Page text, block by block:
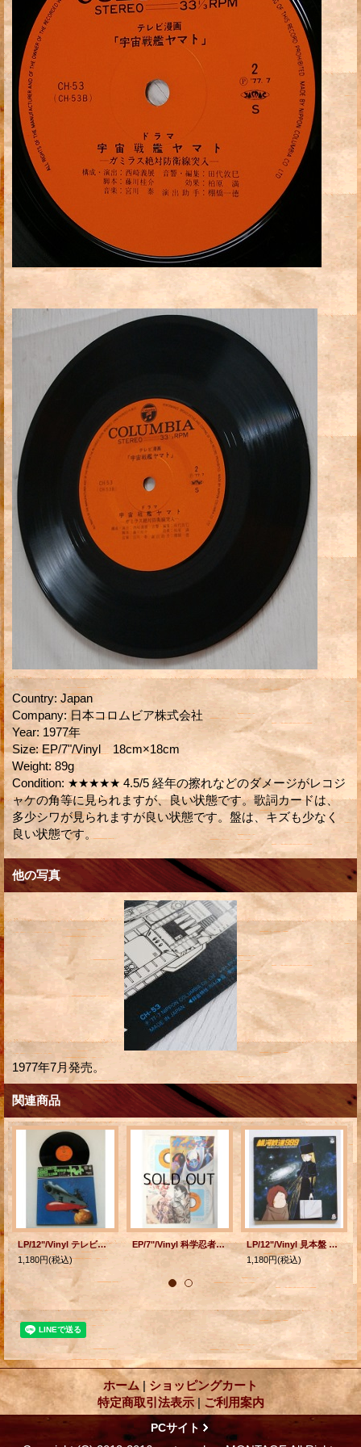
Country: Japan
Company: 日本コロムビア株式会社
Year: 1977年
Size: EP/7"/Vinyl 18cm×18cm
Weight: 89g
Condition: ★★★★★ 4.5/5 経年の擦れなどのダメージがレコジ
ャケの角等に見られますが、良い状態です。歌詞カードは、
多少シワが見られますが良い状態です。盤は、キズも少なく
良い状態です。
他の写真
1977年7月発売。
関連商品
LP/12"/Vinyl テレビ・映画オリジナル・サウンド・トラック 宇宙戦艦ヤマト 歌・ささきいさお 声の出演：納谷悟郎、富山敬、中村秀生、麻上洋子、伊武雅之 他 (1977) COLOMBIA 帯/カラーページ付
1,180円(税込)
EP/7"/Vinyl 科学忍者隊ガッチャマン (1)ガッチャマンの歌/倒せ！ギャラクシー 歌）子門真人、コロムビアゆりかご会 (2) さらば友よ/一緒に歩こうこの道を 歌）ささきいさお 各1枚
LP/12"/Vinyl 見本盤 テレビスペシャル 銀河鉄道９９９ ”君は戦士のようにいきられるか！！” 2枚組 歌： ゴダイゴ、ささき いさお 音楽：青木望 声の出演：野沢雅子、池田昌子、肝付兼太、坪井章子 他 ナレーター：高木均 (1980) Colombia 帯なし/見開きカラーストーリーブック(P10)
1,180円(税込)
ホーム | ショッピングカート
特定商取引法表示 | ご利用案内
PCサイト